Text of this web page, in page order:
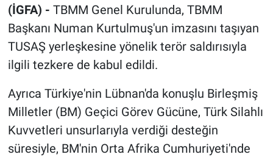
(İGFA) - TBMM Genel Kurulunda, TBMM
Başkanı Numan Kurtulmuş'un imzasını taşıyan
TUSAŞ yerleşkesine yönelik terör saldırısıyla
ilgili tezkere de kabul edildi.
Ayrıca Türkiye'nin Lübnan'da konuşlu Birleşmiş
Milletler (BM) Geçici Görev Gücüne, Türk Silahlı
Kuvvetleri unsurlarıyla verdiği desteğin
süresiyle, BM'nin Orta Afrika Cumhuriyeti'nde